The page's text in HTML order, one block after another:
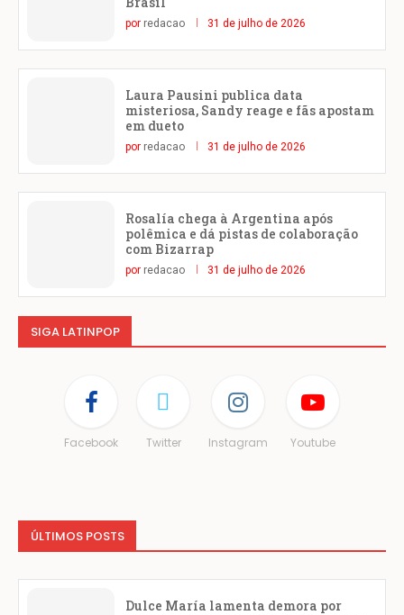
por redacao 31 de julho de 2026
Laura Pausini publica data
misteriosa, Sandy reage e fãs apostam
em dueto
por redacao 31 de julho de 2026
Rosalía chega à Argentina após
polêmica e dá pistas de colaboração
com Bizarrap
por redacao 31 de julho de 2026
SIGA LATINPOP
Facebook Twitter Instagram Youtube
ÚLTIMOS POSTS
Dulce María lamenta demora por